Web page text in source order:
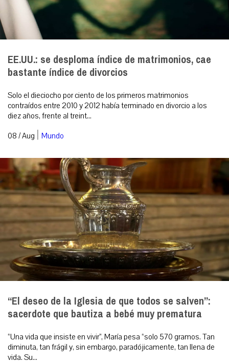
EE.UU.: se desploma índice de matrimonios, cae
bastante índice de divorcios
Solo el dieciocho por ciento de los primeros matrimonios
contraídos entre 2010 y 2012 había terminado en divorcio a los
diez años, frente al treint...
08 / Aug | Mundo
“El deseo de la Iglesia de que todos se salven”:
sacerdote que bautiza a bebé muy prematura
“Una vida que insiste en vivir”, María pesa “solo 570 gramos. Tan
diminuta, tan frágil y, sin embargo, paradójicamente, tan llena de
vida. Su...